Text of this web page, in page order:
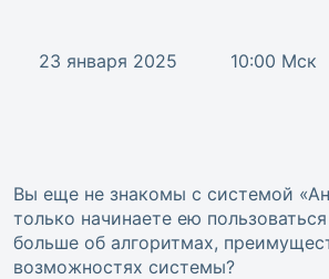
23 января 2025 10:00 Мск
Вы еще не знакомы с системой
только начинаете ею
больше об алгоритмах,
возможностях системы?